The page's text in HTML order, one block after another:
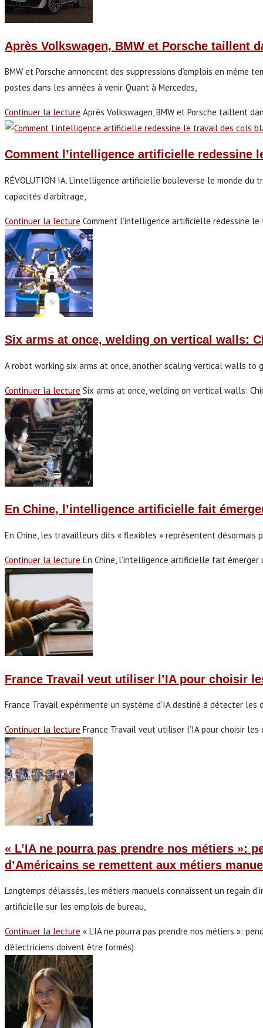
Après Volkswagen, BMW et Porsche taillent
BMW et Porsche annoncent des suppressions d’emplois en même
postes dans les années à venir. Quant à Mercedes,
Continuer la lecture Après Volkswagen, BMW et Porsche taillent
Comment l’intelligence artificielle redessine
RÉVOLUTION IA. L’intelligence artificielle bouleverse le monde
capacités d’arbitrage,
Continuer la lecture Comment l’intelligence artificielle redessine
Six arms at once, welding on vertical walls:
A robot working six arms at once, another scaling vertical walls to
Continuer la lecture Six arms at once, welding on vertical walls:
En Chine, l’intelligence artificielle fait
En Chine, les travailleurs dits « flexibles » représentent
Continuer la lecture En Chine, l’intelligence artificielle fait
France Travail veut utiliser l’IA pour choisir
France Travail expérimente un système d’IA destiné à détecter les
Continuer la lecture France Travail veut utiliser l’IA pour choisir
« L’IA ne pourra pas prendre nos métiers »:
d’Américains se remettent aux métiers
Longtemps délaissés, les métiers manuels connaissent un regain
artificielle sur les emplois de bureau,
Continuer la lecture « L’IA ne pourra pas prendre nos métiers »:
d’électriciens doivent être formés)